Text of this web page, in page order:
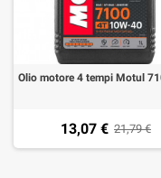
13,07 € 21,79 €